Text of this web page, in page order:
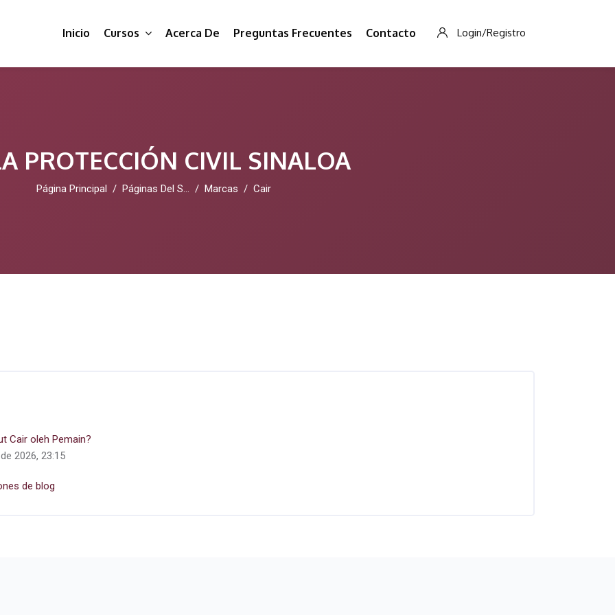
Inicio Cursos Acerca De Preguntas Frecuentes Contacto Login/Registro
PROTECCIÓN CIVIL SINALOA
Página Principal Páginas Del Sitio Marcas Cair
Cair oleh Pemain?
2026, 23:15
de blog